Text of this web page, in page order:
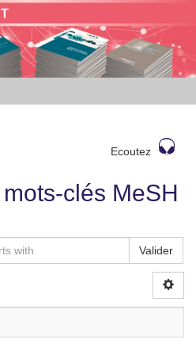
Ecoutez
clés MeSH
Valider